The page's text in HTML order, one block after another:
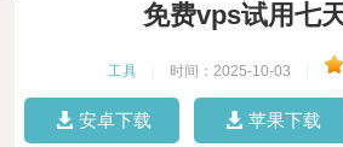
免费vps试用七
工具 时间：2025-10-03
安卓下载 苹果下载